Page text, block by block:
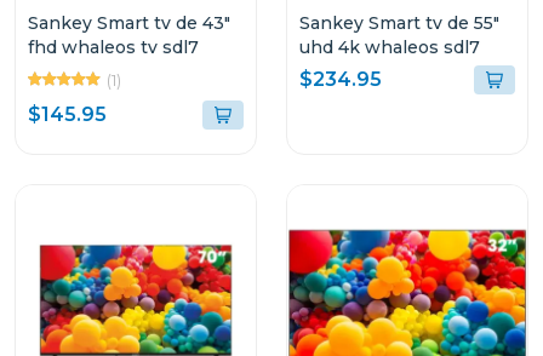
Sankey Smart tv de 43"
fhd whaleos tv sdl7
(1)
$145.95
Sankey Smart tv de 55"
uhd 4k whaleos sdl7
$234.95